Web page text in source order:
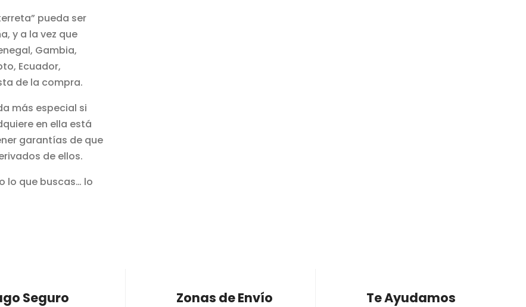
pueda ser
y a la vez que
Gambia,
Ecuador,
de la compra.
más especial si
en ella está
garantías de que
de ellos.
lo que buscas… lo
Seguro Zonas de Envío Te Ayudamos